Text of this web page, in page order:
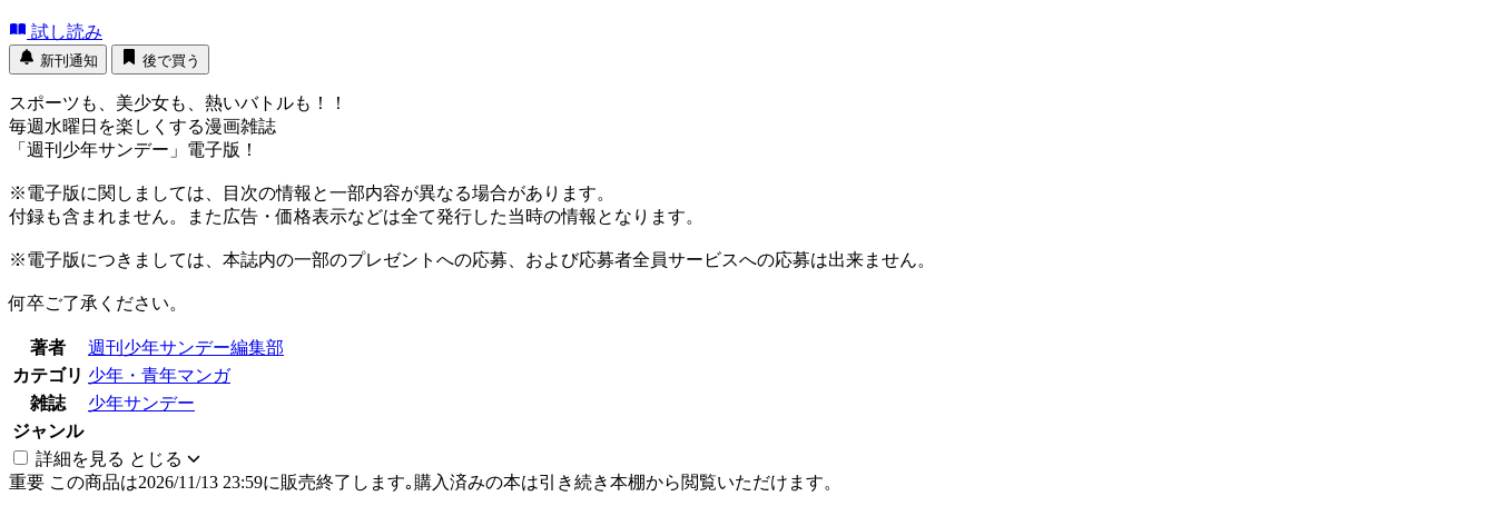
試し読み
新刊通知 後で買う
スポーツも、美少女も、熱いバトルも！！
毎週水曜日を楽しくする漫画雑誌
「週刊少年サンデー」電子版！
※電子版に関しましては、目次の情報と一部内容が異なる場合があります。
付録も含まれません。また広告・価格表示などは全て発行した当時の情報となります。
※電子版につきましては、本誌内の一部のプレゼントへの応募、および応募者全員サービスへの応募は出来ません。
何卒ご了承ください。
著者
週刊少年サンデー編集部
カテゴリ 少年・青年マンガ
雑誌
少年サンデー
ジャンル
詳細を見る とじる
重要 この商品は2026/11/13 23:59に販売終了します｡購入済みの本は引き続き本棚から閲覧いただけます。